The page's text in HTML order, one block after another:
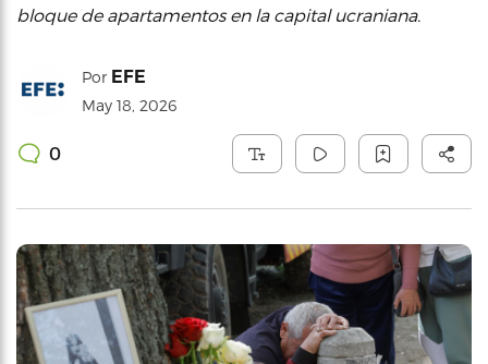
bloque de apartamentos en la capital ucraniana.
Por EFE
May 18, 2026
0